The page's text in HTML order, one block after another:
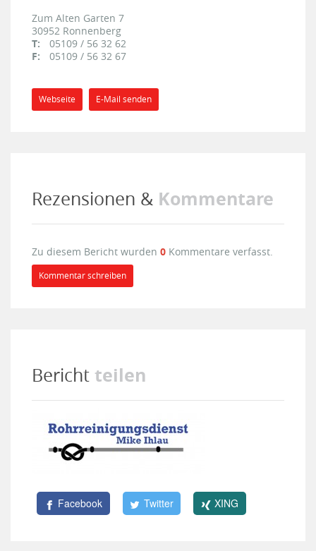
Zum Alten Garten 7
30952 Ronnenberg
T:
05109 / 56 32 62
F:
05109 / 56 32 67
Webseite E-Mail senden
Rezensionen & Kommentare
Zu diesem Bericht wurden 0 Kommentare verfasst.
Kommentar schreiben
Bericht teilen
Facebook Twitter XING